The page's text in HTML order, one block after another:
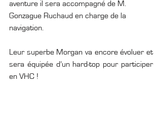
aventure il sera accompagné de M.
Gonzague Ruchaud en charge de la
navigation.
Leur superbe Morgan va encore évoluer et
sera équipée d’un hard-top pour participer
en VHC !